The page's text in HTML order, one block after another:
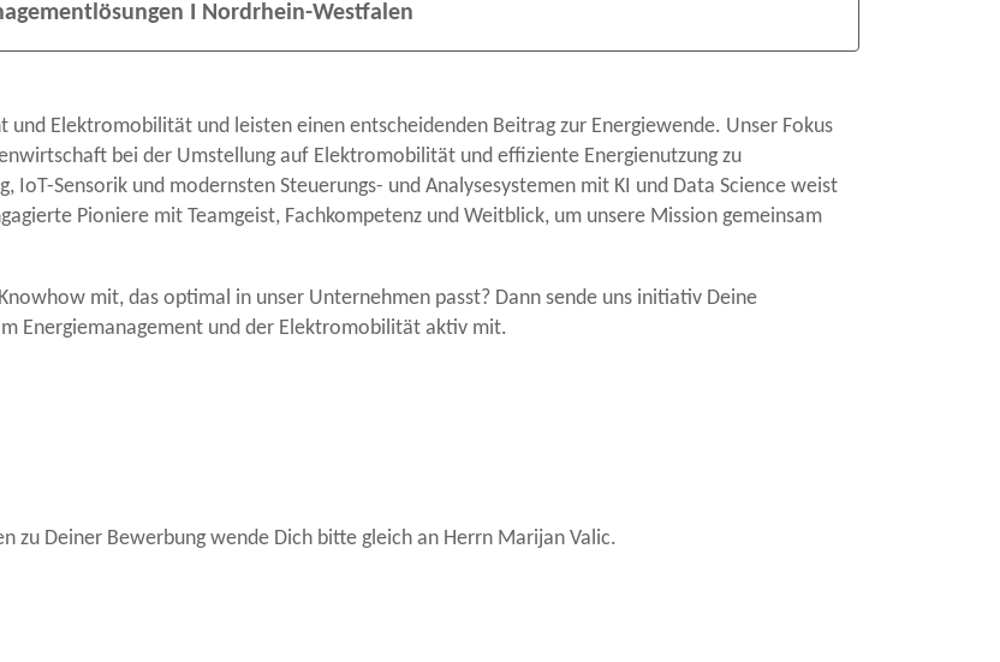
I Nordrhein-Westfalen
Elektromobilität und leisten einen entscheidenden Beitrag zur Energiewende. Unser Fokus
bei der Umstellung auf Elektromobilität und effiziente Energienutzung zu
Sensorik und modernsten Steuerungs- und Analysesystemen mit KI und Data Science weist
Pioniere mit Teamgeist, Fachkompetenz und Weitblick, um unsere Mission gemeinsam
mit, das optimal in unser Unternehmen passt? Dann sende uns initiativ Deine
Energiemanagement und der Elektromobilität aktiv mit.
zu Deiner Bewerbung wende Dich bitte gleich an Herrn Marijan Valic.